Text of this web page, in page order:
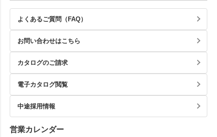
よくあるご質問（FAQ）
お問い合わせはこちら
カタログのご請求
電子カタログ閲覧
中途採用情報
営業カレンダー